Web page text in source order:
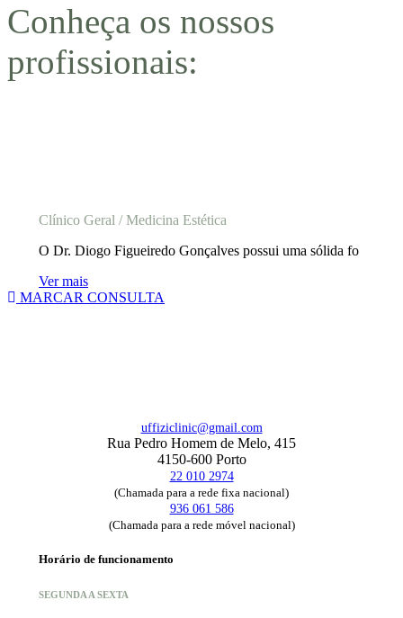
Conheça os nossos
profissionais:
Clínico Geral / Medicina Estética
O Dr. Diogo Figueiredo Gonçalves possui uma sólida fo
Ver mais
MARCAR CONSULTA
uffiziclinic@gmail.com
Rua Pedro Homem de Melo, 415
4150-600 Porto
22 010 2974
(Chamada para a rede fixa nacional)
936 061 586
(Chamada para a rede móvel nacional)
Horário de funcionamento
SEGUNDA A SEXTA